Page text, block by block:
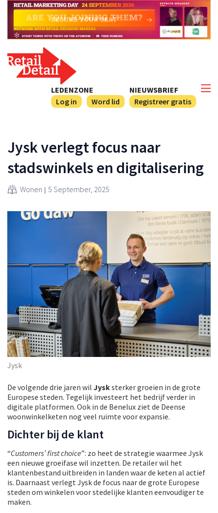
NIEUWSBRIEF
Registreer gratis
LEDENZONE
Log in
Word lid
Jysk verlegt focus naar
stadswinkels en digitalisering
Wonen 5 September, 2025
Jysk
De volgende drie jaren wil Jysksterker groeien in de grote
Europese steden. Tegelijk investeert het bedrijf verder in
digitale platformen. Ook in de Benelux ziet de Deense
woonwinkelketen nog veel ruimte voor expansie.
Dichter bij de klant
“Customers’ first choice”: zo heet de strategie waarmee Jysk
een nieuwe groeifase wil inzetten. De retailer wil het
klantenbestand uitbreiden in landen waar de keten al actief
is. Daarnaast verlegt Jysk de focus naar de grote Europese
steden om winkelen voor stedelijke klanten eenvoudiger te
maken.